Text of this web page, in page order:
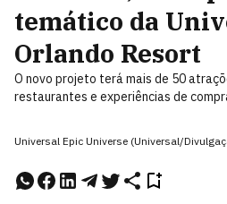
temático da
Orlando Resort
O novo projeto terá mais de 50
restaurantes e experiências de
Universal Epic Universe (Universal/